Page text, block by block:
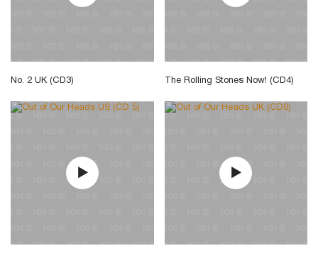
No. 2 UK (CD3) The Rolling Stones Now! (CD4)